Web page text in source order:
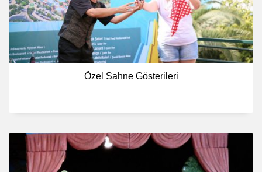
Özel Sahne Gösterileri